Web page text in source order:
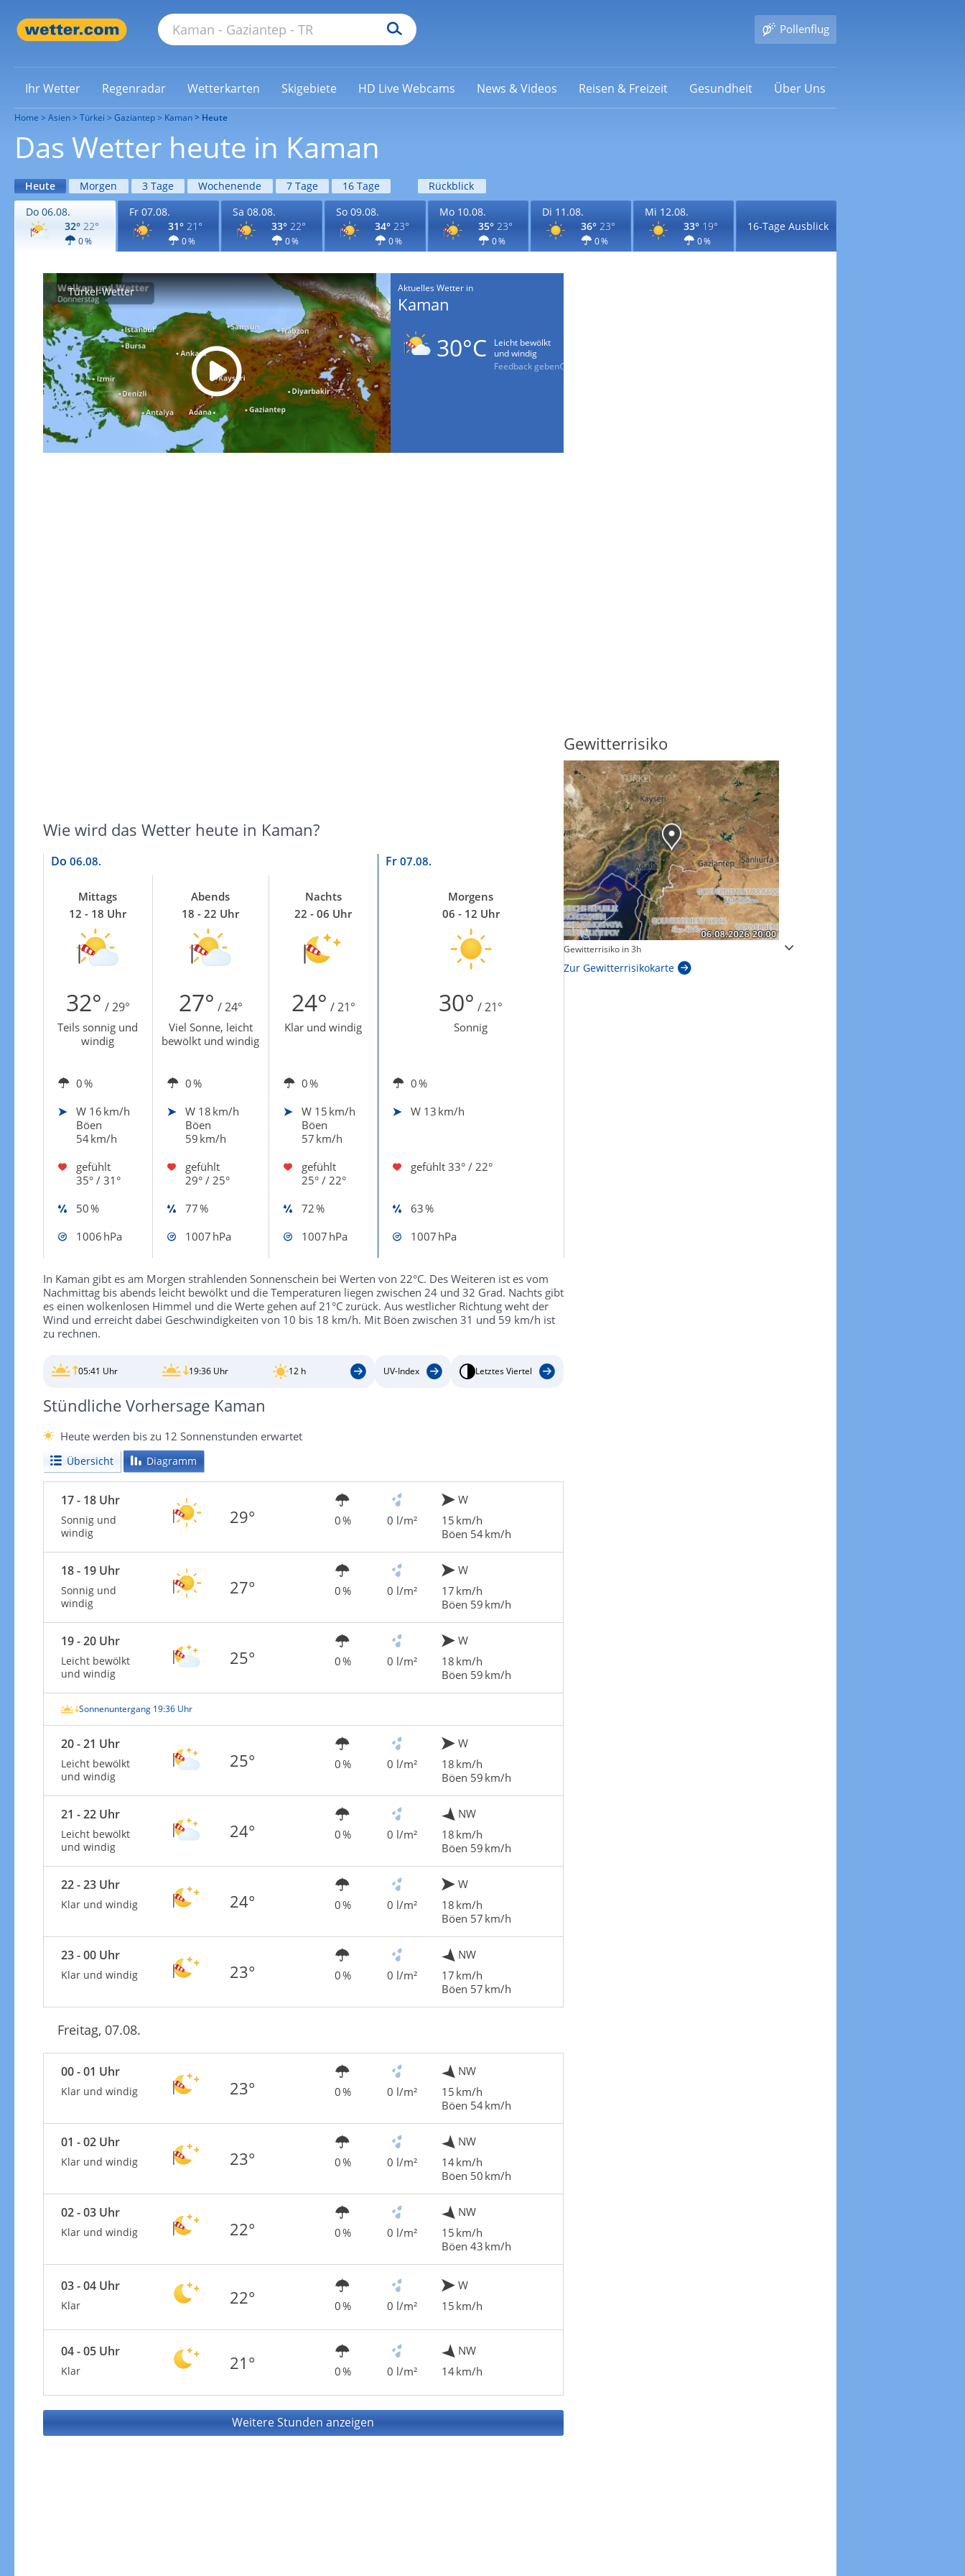
Pollenflug
Ihr Wetter Regenradar Wetterkarten Skigebiete HD Live Webcams News & Videos Reisen & Freizeit Gesundheit Über Uns
Home Asien Türkei Gaziantep Kaman Heute
Das Wetter heute in Kaman
Heute Morgen 3 Tage Wochenende 7 Tage 16 Tage
Rückblick
Do 06.08.
32° 22°
0 %
Fr 07.08.
31° 21°
0 %
Sa 08.08.
33° 22°
0 %
So 09.08.
34° 23°
0 %
Mo 10.08.
35° 23°
0 %
Di 11.08.
36° 23°
0 %
Mi 12.08.
33° 19°
0 %
16-Tage Ausblick
Türkei-Wetter Aktuelles Wetter in
Kaman
30°C
Leicht bewölkt
und windig
Feedback geben
Wie wird das Wetter heute in Kaman?
Do 06.08. Fr 07.08.
Mittags
12 - 18 Uhr
Abends
18 - 22 Uhr
Nachts
22 - 06 Uhr
Morgens
06 - 12 Uhr
32° / 29° 27° / 24° 24° / 21° 30° / 21°
Teils sonnig und
windig
Viel Sonne, leicht
bewölkt und windig
Klar und windig Sonnig
0 % 0 % 0 %
0 %
W 16 km/h
Böen
54 km/h
W 18 km/h
Böen
59 km/h
W 15 km/h
Böen
57 km/h
W 13 km/h
gefühlt
35° / 31°
gefühlt
29° / 25°
gefühlt
25° / 22°
gefühlt 33° / 22°
50 % 77 % 72 %
63 %
1006 hPa
1007 hPa 1007 hPa 1007 hPa
In Kaman gibt es am Morgen strahlenden Sonnenschein bei Werten von 22°C. Des Weiteren ist es vom
Nachmittag bis abends leicht bewölkt und die Temperaturen liegen zwischen 24 und 32 Grad. Nachts gibt
es einen wolkenlosen Himmel und die Werte gehen auf 21°C zurück. Aus westlicher Richtung weht der
Wind und erreicht dabei Geschwindigkeiten von 10 bis 18 km/h. Mit Böen zwischen 31 und 59 km/h ist
zu rechnen.
05:41 Uhr 19:36 Uhr 12 h UV-Index Letztes Viertel
Stündliche Vorhersage Kaman
Heute werden bis zu 12 Sonnenstunden erwartet
Übersicht Diagramm
17 - 18 Uhr
Sonnig und
windig
29° 0 % 0 l/m²
W
15 km/h
Böen 54 km/h
18 - 19 Uhr
Sonnig und
windig
27° 0 % 0 l/m²
W
17 km/h
Böen 59 km/h
19 - 20 Uhr
Leicht bewölkt
und windig
25° 0 % 0 l/m²
W
18 km/h
Böen 59 km/h
Sonnenuntergang 19:36 Uhr
20 - 21 Uhr
Leicht bewölkt
und windig
25° 0 % 0 l/m²
W
18 km/h
Böen 59 km/h
21 - 22 Uhr
Leicht bewölkt
und windig
24° 0 % 0 l/m²
NW
18 km/h
Böen 59 km/h
22 - 23 Uhr
Klar und windig 24° 0 % 0 l/m²
W
18 km/h
Böen 57 km/h
23 - 00 Uhr
Klar und windig 23° 0 % 0 l/m²
NW
17 km/h
Böen 57 km/h
Freitag, 07.08.
00 - 01 Uhr
Klar und windig 23° 0 % 0 l/m²
NW
15 km/h
Böen 54 km/h
01 - 02 Uhr
Klar und windig 23° 0 % 0 l/m²
NW
14 km/h
Böen 50 km/h
02 - 03 Uhr
Klar und windig 22° 0 % 0 l/m²
NW
15 km/h
Böen 43 km/h
03 - 04 Uhr
Klar 22° 0 % 0 l/m²
W
15 km/h
04 - 05 Uhr
Klar 21° 0 % 0 l/m²
NW
14 km/h
Weitere Stunden anzeigen
Windgeschwindigkeiten in 3h
Zur Windgeschwindigkeitenkarte
Sonnenschein heute
Zur Sonnenscheindauerkarte
Gewitterrisiko
Gewitterrisiko in 3h
Zur Gewitterrisikokarte
Windböen heute